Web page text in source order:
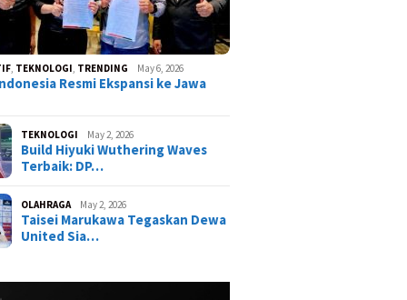
Paling OP?
TEKNOLOGI TRENDING May 6, 2026
Resmi Ekspansi ke Jawa
TEKNOLOGI May 2, 2026
Build Hiyuki Wuthering Waves
Terbaik: DP…
OLAHRAGA May 2, 2026
Taisei Marukawa Tegaskan Dewa
United Sia…